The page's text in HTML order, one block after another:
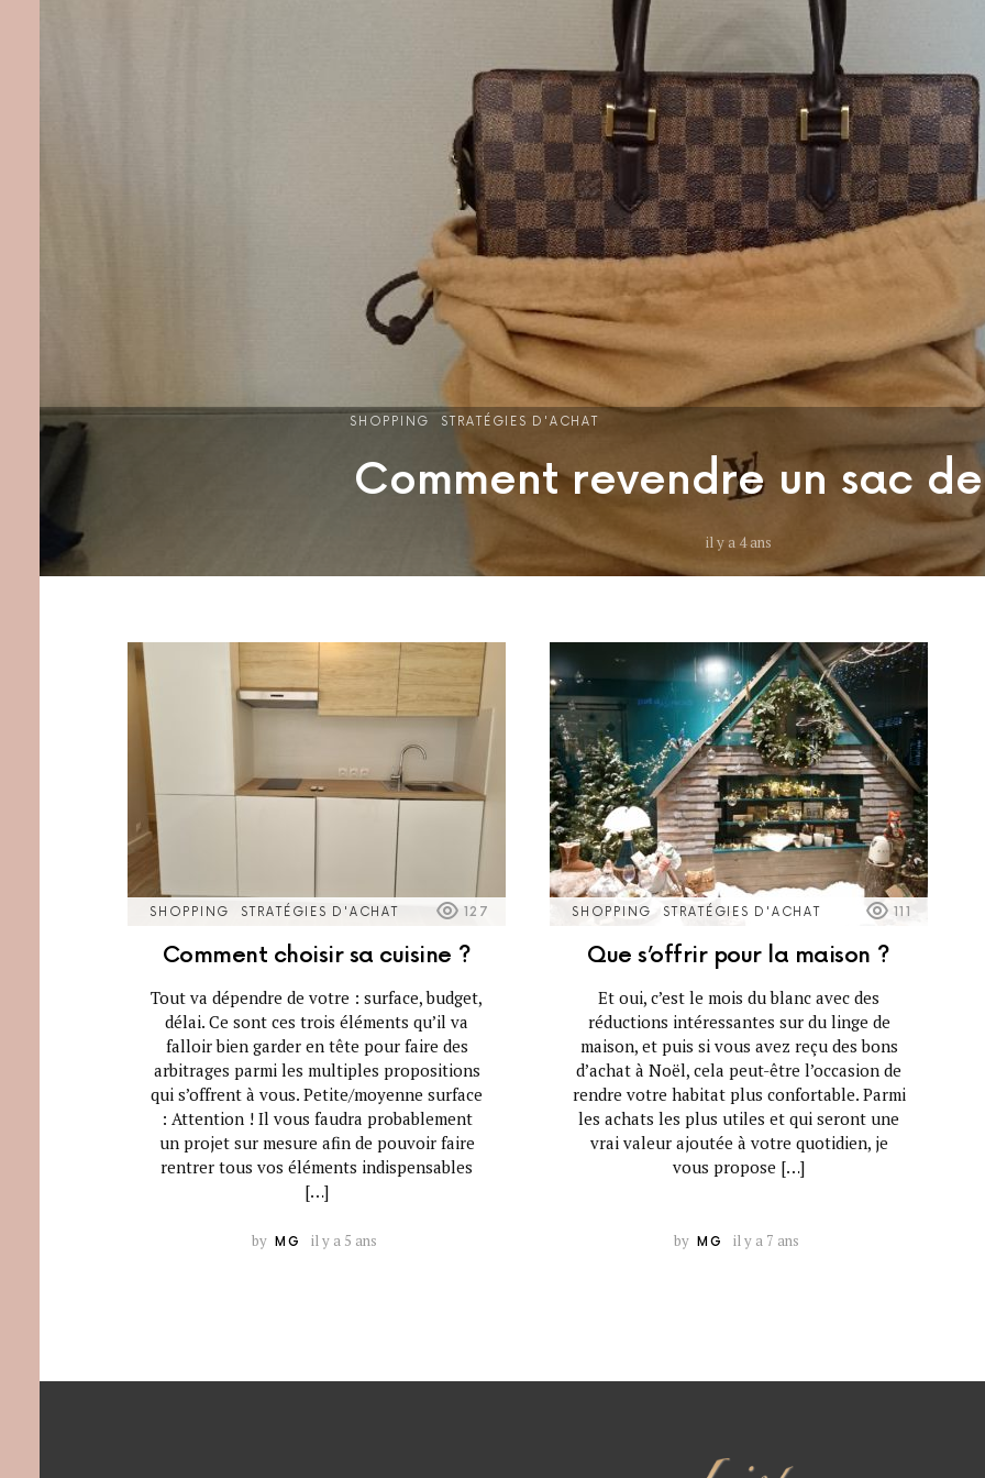
SHOPPING STRATÉGIES D'ACHAT
Comment revendre un sac
il y a 4 ans
MORE
POSTS
SHOPPING STRATÉGIES D'ACHAT 127
Comment choisir sa cuisine ?
Tout va dépendre de votre : surface, budget,
délai. Ce sont ces trois éléments qu’il va
falloir bien garder en tête pour faire des
arbitrages parmi les multiples propositions
qui s’offrent à vous. Petite/moyenne surface
: Attention ! Il vous faudra probablement
un projet sur mesure afin de pouvoir faire
rentrer tous vos éléments indispensables
[…]
by MG il y a 5 ans
SHOPPING STRATÉGIES D'ACHAT 111
Que s’offrir pour la maison ?
Et oui, c’est le mois du blanc avec des
réductions intéressantes sur du linge de
maison, et puis si vous avez reçu des bons
d’achat à Noël, cela peut-être l’occasion de
rendre votre habitat plus confortable. Parmi
les achats les plus utiles et qui seront une
vrai valeur ajoutée à votre quotidien, je
vous propose […]
by MG il y a 7 ans